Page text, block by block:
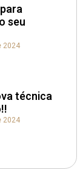
seu
2024
técnica
2024